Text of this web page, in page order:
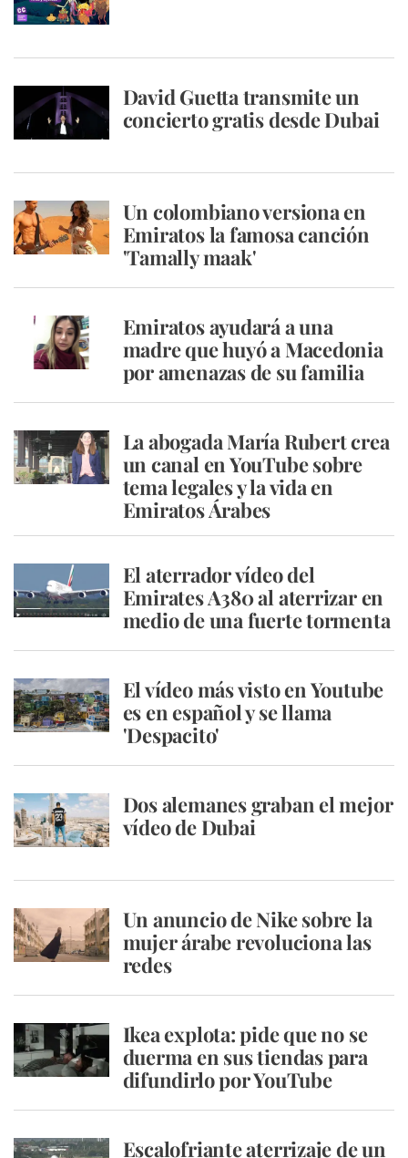
David Guetta transmite un
concierto gratis desde Dubai
Un colombiano versiona en
Emiratos la famosa canción
'Tamally maak'
Emiratos ayudará a una
madre que huyó a Macedonia
por amenazas de su familia
La abogada María Rubert crea
un canal en YouTube sobre
tema legales y la vida en
Emiratos Árabes
El aterrador vídeo del
Emirates A380 al aterrizar en
medio de una fuerte tormenta
El vídeo más visto en Youtube
es en español y se llama
'Despacito'
Dos alemanes graban el mejor
vídeo de Dubai
Un anuncio de Nike sobre la
mujer árabe revoluciona las
redes
Ikea explota: pide que no se
duerma en sus tiendas para
difundirlo por YouTube
Escalofriante aterrizaje de un